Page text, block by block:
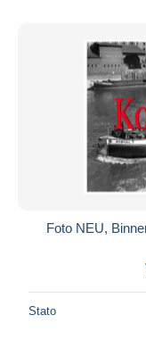
Foto NEU,
Stato